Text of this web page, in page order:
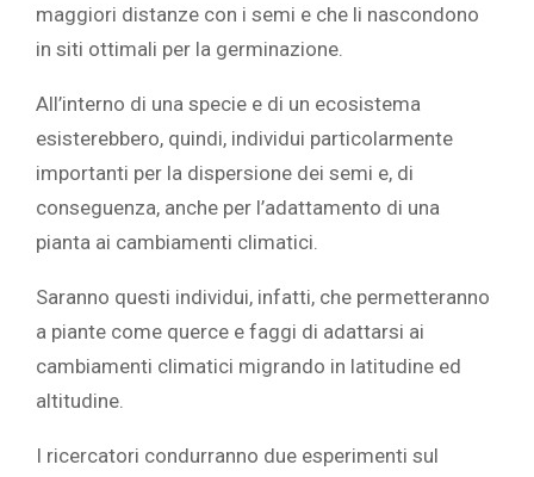
maggiori distanze con i semi e che li nascondono
in siti ottimali per la germinazione.
All’interno di una specie e di un ecosistema
esisterebbero, quindi, individui particolarmente
importanti per la dispersione dei semi e, di
conseguenza, anche per l’adattamento di una
pianta ai cambiamenti climatici.
Saranno questi individui, infatti, che permetteranno
a piante come querce e faggi di adattarsi ai
cambiamenti climatici migrando in latitudine ed
altitudine.
I ricercatori condurranno due esperimenti sul